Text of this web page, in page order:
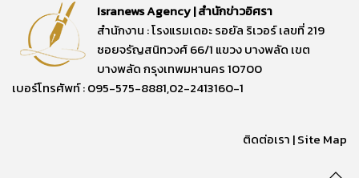
Isranews Agency | สำนักข่าวอิศรา
สำนักงาน : โรงแรมเดอะ รอยัล ริเวอร์ เลขที่ 219
ซอยจรัญสนิทวงศ์ 66/1 แขวง บางพลัด เขต
บางพลัด กรุงเทพมหานคร 10700
เบอร์โทรศัพท์ : 095-575-8881,02-2413160-1
ติดต่อเรา |Site Map